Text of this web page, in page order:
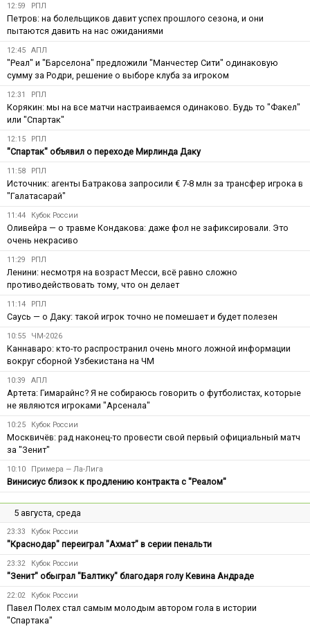
12:59 РПЛ
Петров: на болельщиков давит успех прошлого сезона, и они
пытаются давить на нас ожиданиями
12:45 АПЛ
"Реал" и "Барселона" предложили "Манчестер Сити" одинаковую
сумму за Родри, решение о выборе клуба за игроком
12:31 РПЛ
Корякин: мы на все матчи настраиваемся одинаково. Будь то "Факел"
или "Спартак"
12:15 РПЛ
"Спартак" объявил о переходе Мирлинда Даку
11:58 РПЛ
Источник: агенты Батракова запросили € 7-8 млн за трансфер игрока в
"Галатасарай"
11:44 Кубок России
Оливейра — о травме Кондакова: даже фол не зафиксировали. Это
очень некрасиво
11:29 РПЛ
Ленини: несмотря на возраст Месси, всё равно сложно
противодействовать тому, что он делает
11:14 РПЛ
Саусь — о Даку: такой игрок точно не помешает и будет полезен
10:55 ЧМ-2026
Каннаваро: кто-то распространил очень много ложной информации
вокруг сборной Узбекистана на ЧМ
10:39 АПЛ
Артета: Гимарайнс? Я не собираюсь говорить о футболистах, которые
не являются игроками "Арсенала"
10:25 Кубок России
Москвичёв: рад наконец-то провести свой первый официальный матч
за "Зенит"
10:10 Примера — Ла-Лига
Винисиус близок к продлению контракта с "Реалом"
5 августа, среда
23:33 Кубок России
"Краснодар" переиграл "Ахмат" в серии пенальти
23:32 Кубок России
"Зенит" обыграл "Балтику" благодаря голу Кевина Андраде
22:02 Кубок России
Павел Полех стал самым молодым автором гола в истории
"Спартака"